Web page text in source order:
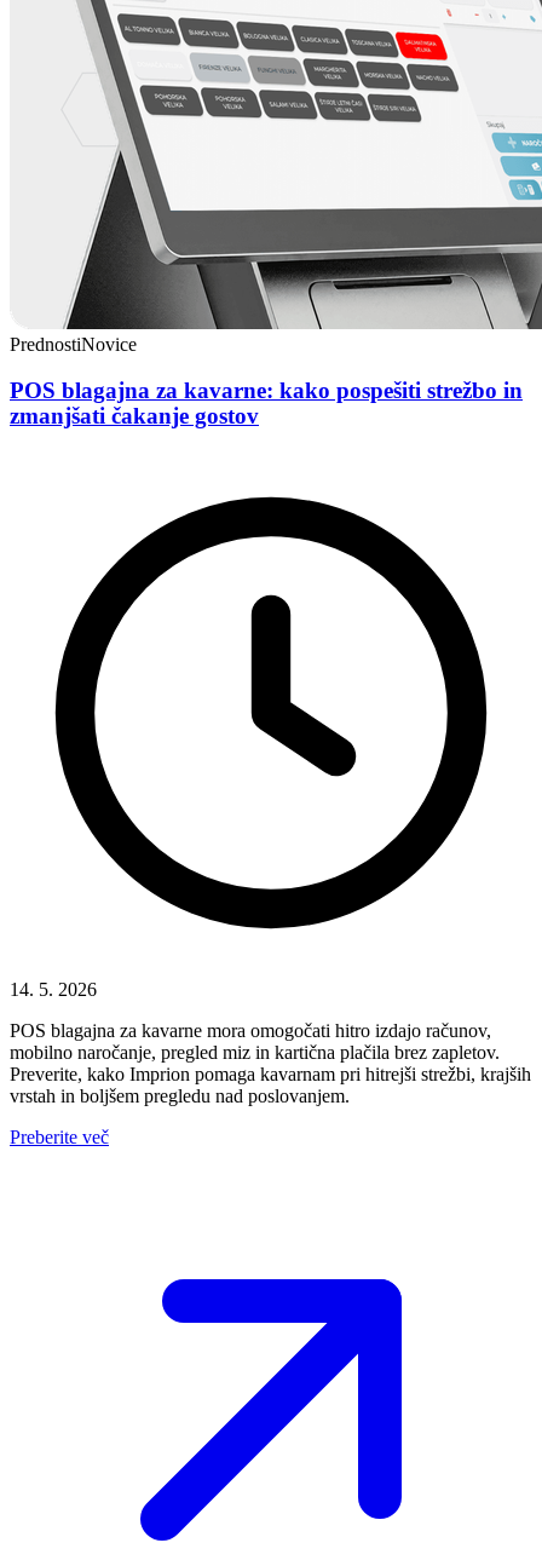
PrednostiNovice
POS blagajna za kavarne: kako pospešiti strežbo in
zmanjšati čakanje gostov
14. 5. 2026
POS blagajna za kavarne mora omogočati hitro izdajo računov,
mobilno naročanje, pregled miz in kartična plačila brez zapletov.
Preverite, kako Imprion pomaga kavarnam pri hitrejši strežbi, krajših
vrstah in boljšem pregledu nad poslovanjem.
Preberite več